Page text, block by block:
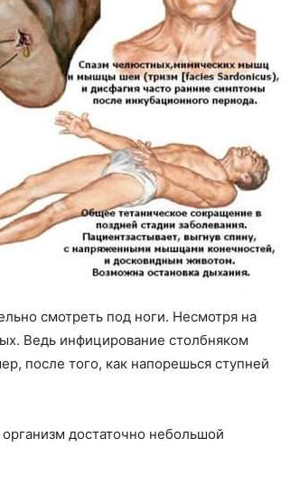
смотреть под ноги. Несмотря на
Ведь инфицирование столбняком
после того, как напорешься ступней
достаточно небольшой